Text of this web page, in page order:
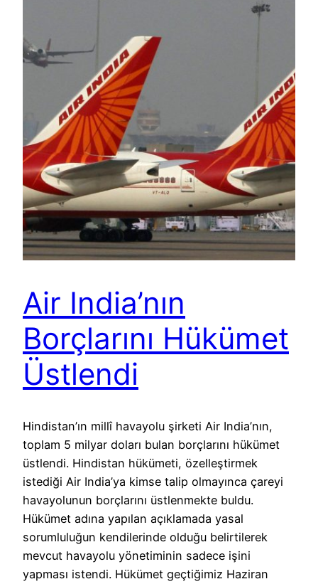
Air India’nın
Borçlarını Hükümet
Üstlendi
Hindistan’ın millî havayolu şirketi Air India’nın,
toplam 5 milyar doları bulan borçlarını hükümet
üstlendi. Hindistan hükümeti, özelleştirmek
istediği Air India’ya kimse talip olmayınca çareyi
havayolunun borçlarını üstlenmekte buldu.
Hükümet adına yapılan açıklamada yasal
sorumluluğun kendilerinde olduğu belirtilerek
mevcut havayolu yönetiminin sadece işini
yapması istendi. Hükümet geçtiğimiz Haziran